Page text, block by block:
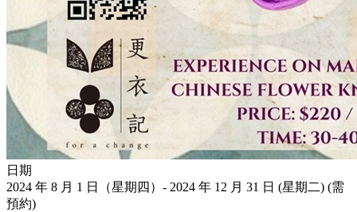
日期
2024 年 8 月 1 日（星期四）- 2024 年 12 月 31 日 (星期二) (需
預約)